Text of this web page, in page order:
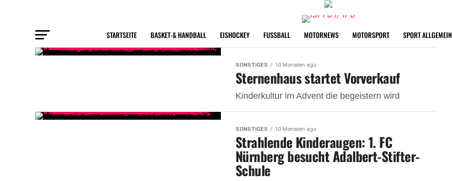
STARTSEITE BASKET-& HANDBALL EISHOCKEY FUSSBALL MOTORNEWS MOTORSPORT SPORT ALLGEMEIN
SONSTIGES 10 Monaten ago
Sternenhaus startet Vorverkauf
Kinderkultur im Advent die begeistern wird
SONSTIGES 10 Monaten ago
Strahlende Kinderaugen: 1. FC
Nürnberg besucht Adalbert-Stifter-
Schule